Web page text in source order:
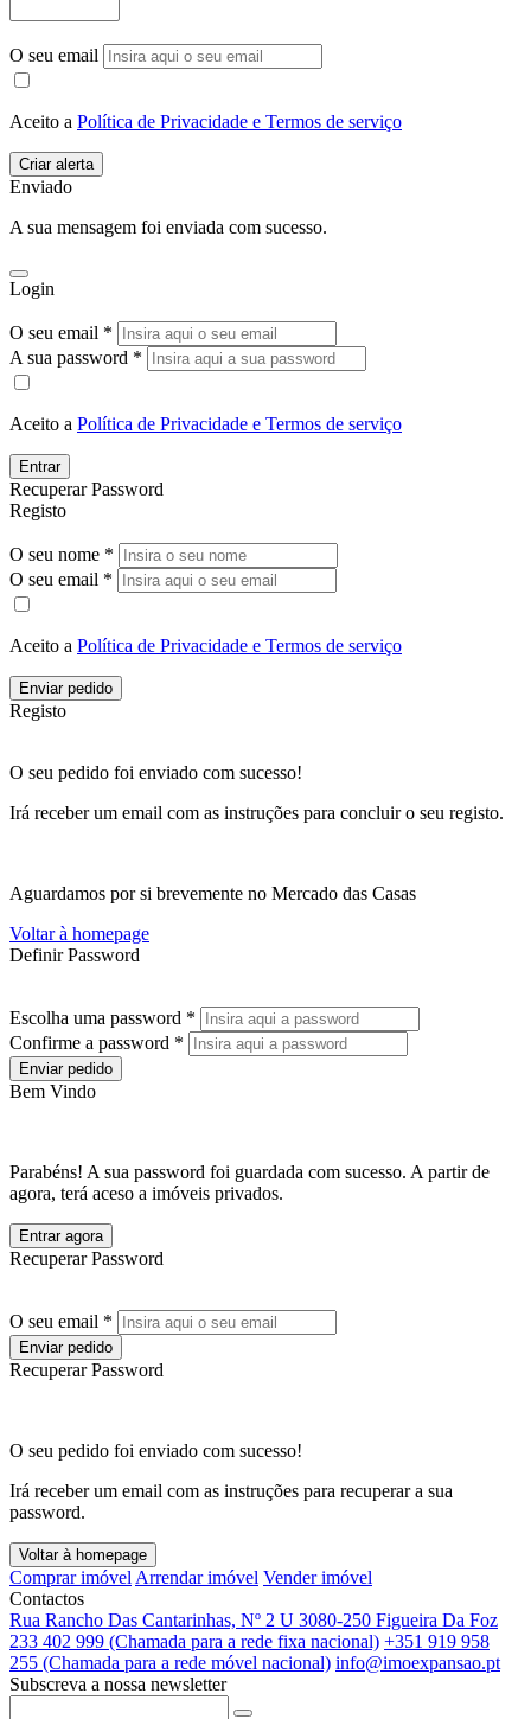
O seu email
Aceito a Política de Privacidade e Termos de serviço
Enviado
A sua mensagem foi enviada com sucesso.
Login
O seu email *
A sua password *
Aceito a Política de Privacidade e Termos de serviço
Entrar
Recuperar Password
Registo
O seu nome *
O seu email *
Aceito a Política de Privacidade e Termos de serviço
Enviar pedido
Registo
O seu pedido foi enviado com sucesso!
Irá receber um email com as instruções para concluir o seu registo.
Aguardamos por si brevemente no Mercado das Casas
Voltar à homepage
Definir Password
Escolha uma password *
Confirme a password *
Enviar pedido
Bem Vindo
Parabéns! A sua password foi guardada com sucesso. A partir de
agora, terá aceso a imóveis privados.
Entrar agora
Recuperar Password
O seu email *
Enviar pedido
Recuperar Password
O seu pedido foi enviado com sucesso!
Irá receber um email com as instruções para recuperar a sua
password.
Voltar à homepage
Comprar imóvel Arrendar imóvel Vender imóvel
Contactos
Rua Rancho Das Cantarinhas, Nº 2 U 3080-250 Figueira Da Foz
233 402 999 (Chamada para a rede fixa nacional) +351 919 958
255 (Chamada para a rede móvel nacional) info@imoexpansao.pt
Subscreva a nossa newsletter